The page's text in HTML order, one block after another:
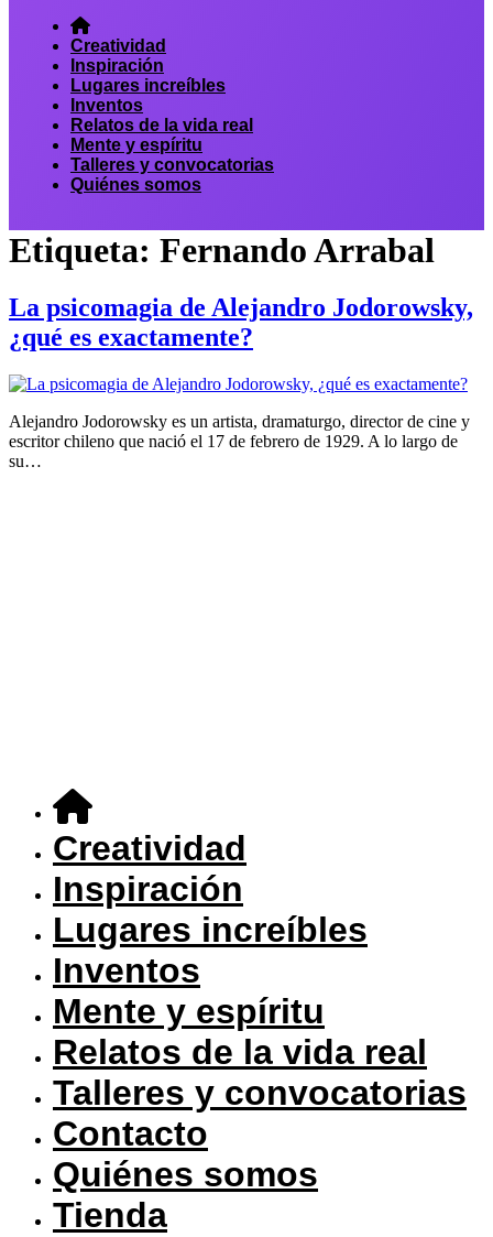
Creatividad
Inspiración
Lugares increíbles
Inventos
Relatos de la vida real
Mente y espíritu
Talleres y convocatorias
Quiénes somos
Etiqueta: Fernando Arrabal
La psicomagia de Alejandro Jodorowsky,
¿qué es exactamente?
Alejandro Jodorowsky es un artista, dramaturgo, director de cine y
escritor chileno que nació el 17 de febrero de 1929. A lo largo de
su…
Creatividad
Inspiración
Lugares increíbles
Inventos
Mente y espíritu
Relatos de la vida real
Talleres y convocatorias
Contacto
Quiénes somos
Tienda